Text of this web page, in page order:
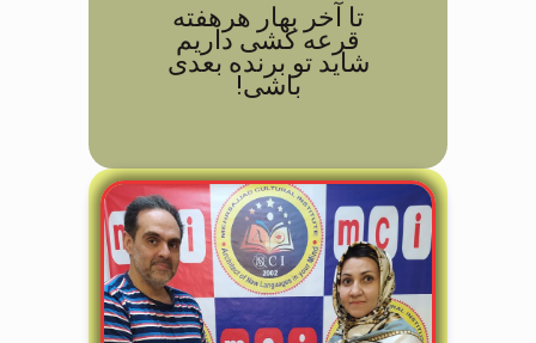
تا آخر بهار هرهفته
قرعه کشی داریم
شاید تو برنده بعدی
باشی!